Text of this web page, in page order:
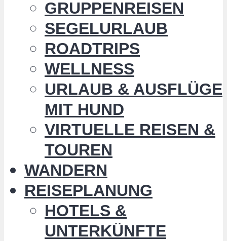
GRUPPENREISEN
SEGELURLAUB
ROADTRIPS
WELLNESS
URLAUB & AUSFLÜGE
MIT HUND
VIRTUELLE REISEN &
TOUREN
WANDERN
REISEPLANUNG
HOTELS &
UNTERKÜNFTE